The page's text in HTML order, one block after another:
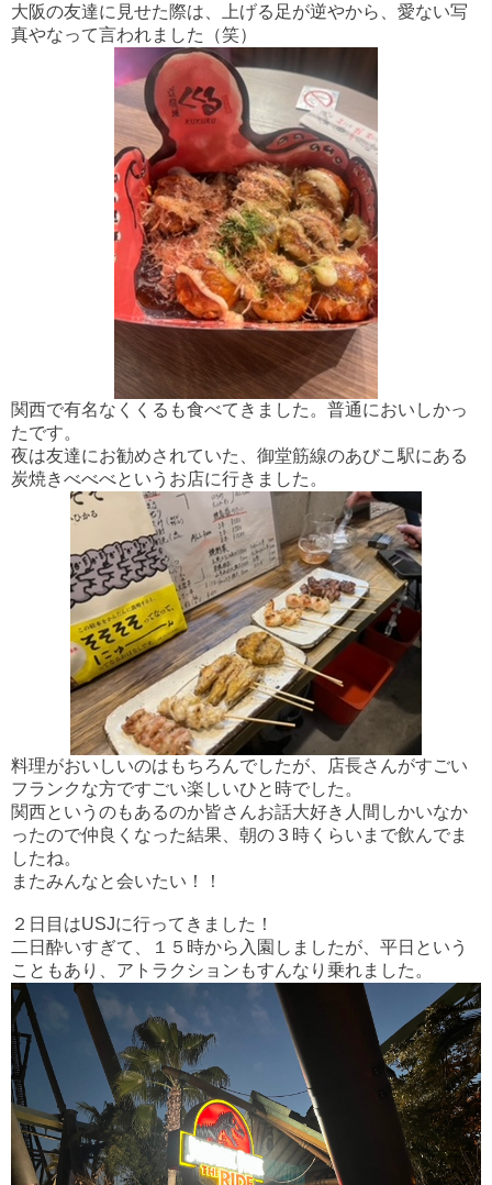
大阪の友達に見せた際は、上げる足が逆やから、愛ない写
真やなって言われました（笑）
関西で有名なくくるも食べてきました。普通においしかっ
たです。
夜は友達にお勧めされていた、御堂筋線のあびこ駅にある
炭焼きべべべというお店に行きました。
料理がおいしいのはもちろんでしたが、店長さんがすごい
フランクな方ですごい楽しいひと時でした。
関西というのもあるのか皆さんお話大好き人間しかいなか
ったので仲良くなった結果、朝の３時くらいまで飲んでま
したね。
またみんなと会いたい！！
２日目はUSJに行ってきました！
二日酔いすぎて、１５時から入園しましたが、平日という
こともあり、アトラクションもすんなり乗れました。